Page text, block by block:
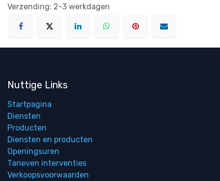
Verzending: 2-3 werkdagen
Nuttige Links
Startpagina
Diensten
Producten
Diensten en producten
Openingsuren
Tarieven interventies
Verkoopsvoorwaarden